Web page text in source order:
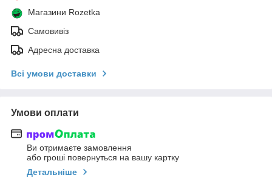
Магазини Rozetka
Самовивіз
Адресна доставка
Всі умови доставки
Умови оплати
Ви отримаєте замовлення
або гроші повернуться на вашу картку
Детальніше